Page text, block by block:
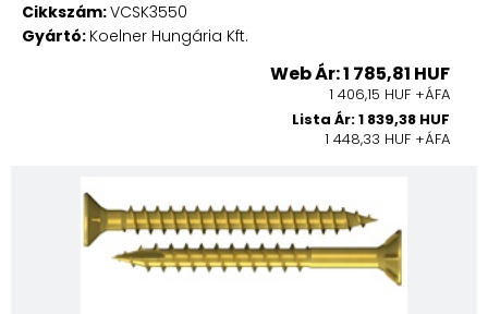
Cikkszám:VCSK3550
Gyártó: Koelner Hungária Kft.
Web Ár: 1 785,81 HUF
1 406,15 HUF +ÁFA
Lista Ár: 1 839,38 HUF
1 448,33 HUF +ÁFA